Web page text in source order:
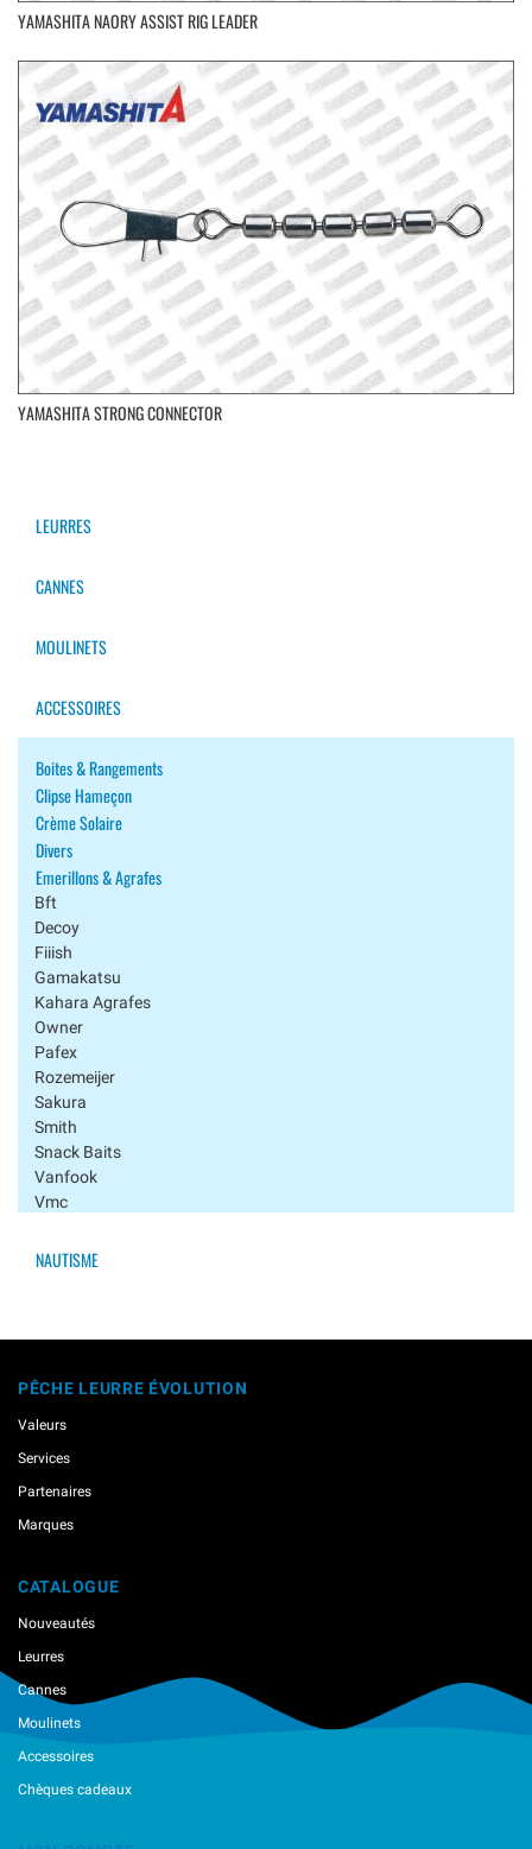
YAMASHITA NAORY ASSIST RIG LEADER
YAMASHITA STRONG CONNECTOR
LEURRES
CANNES
MOULINETS
ACCESSOIRES
Boites & Rangements
Clipse Hameçon
Crème Solaire
Divers
Emerillons & Agrafes
Bft
Decoy
Fiiish
Gamakatsu
Kahara Agrafes
Owner
Pafex
Rozemeijer
Sakura
Smith
Snack Baits
Vanfook
Vmc
Xesta
Hameçons
Nylons / Tresses / Cables
Pinces / Outillage
Têtes Plombées
NAUTISME
PÊCHE LEURRE ÉVOLUTION
Valeurs
Services
Partenaires
Marques
CATALOGUE
Nouveautés
Leurres
Cannes
Moulinets
Accessoires
Chèques cadeaux